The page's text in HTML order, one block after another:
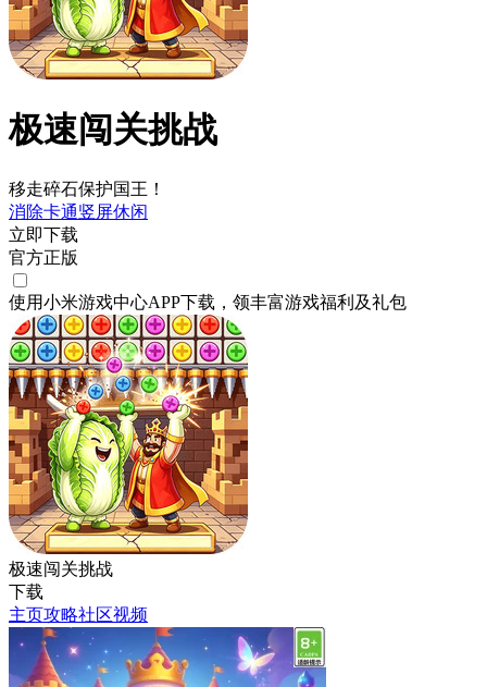
极速闯关挑战
移走碎石保护国王！
消除卡通竖屏休闲
立即下载
官方正版
使用小米游戏中心APP下载 ，领丰富游戏福利 及礼包
极速闯关挑战
下载
主页攻略社区视频